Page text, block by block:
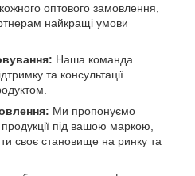
оптового замовлення,
найкращі умови
Наша команда
та консультації
Ми пропонуємо
під вашою маркою,
своє становище на ринку та